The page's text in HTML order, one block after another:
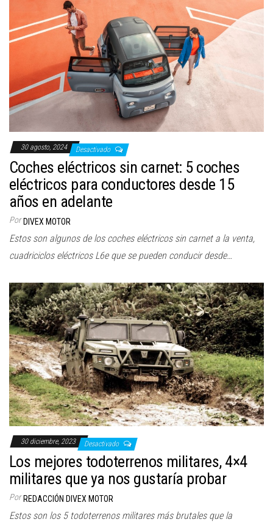
30 agosto, 2024 Desactivado
Coches eléctricos sin carnet: 5 coches
eléctricos para conductores desde 15
años en adelante
Por DIVEX MOTOR
Estos son algunos de los coches eléctricos sin carnet a la venta,
cuadriciclos eléctricos L6e que se pueden conducir desde…
30 diciembre, 2023 Desactivado
Los mejores todoterrenos militares, 4×4
militares que ya nos gustaría probar
Por REDACCIÓN DIVEX MOTOR
Estos son los 5 todoterrenos militares más brutales que la